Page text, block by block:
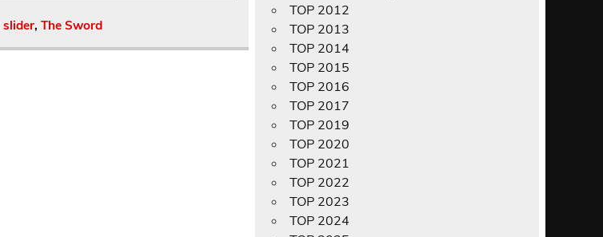
slider, The Sword
TOP 2012
TOP 2013
TOP 2014
TOP 2015
TOP 2016
TOP 2017
TOP 2019
TOP 2020
TOP 2021
TOP 2022
TOP 2023
TOP 2024